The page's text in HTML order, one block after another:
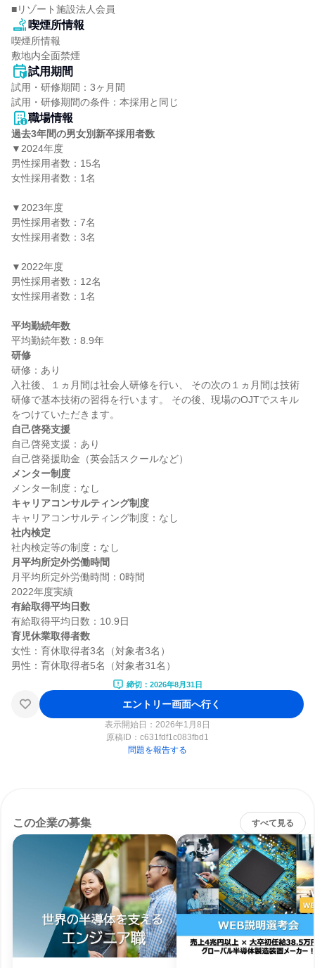
■リゾート施設法人会員
喫煙所情報
喫煙所情報
敷地内全面禁煙
試用期間
試用・研修期間：3ヶ月間
職場情報
過去3年間の男女別新卒採用者数
▼2024年度
男性採用者数：15名
女性採用者数：1名
▼2023年度
男性採用者数：7名
女性採用者数：3名
▼2022年度
男性採用者数：12名
女性採用者数：1名
平均勤続年数
研修
研修：あり
入社後、１ヵ月間は社会人研修を行い、 その次の１ヵ月間は技術
研修で基本技術の習得を行います。 その後、現場のOJTでスキル
自己啓発支援
自己啓発支援：あり
メンター制度
キャリアコンサルティング制度
社内検定
月平均所定外労働時間
月平均所定外労働時間：0時間
有給取得平均日数
育児休業取得者数
女性：育休取得者3名（対象者3名）
締切：2026年8月31日
エントリー画面へ行く
表示開始日：2026年1月8日
原稿ID： c631fdf1c083fbd1
問題を報告する
この企業の募集 すべて見る